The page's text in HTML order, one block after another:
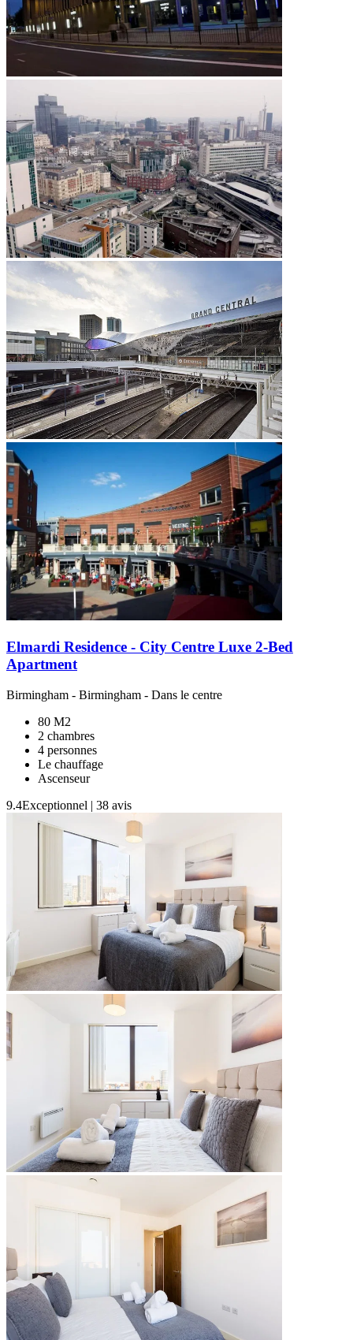
Elmardi Residence - City Centre Luxe 2-Bed
Apartment
Birmingham - Birmingham - Dans le centre
80 M2
2 chambres
4 personnes
Le chauffage
Ascenseur
9.4Exceptionnel | 38 avis